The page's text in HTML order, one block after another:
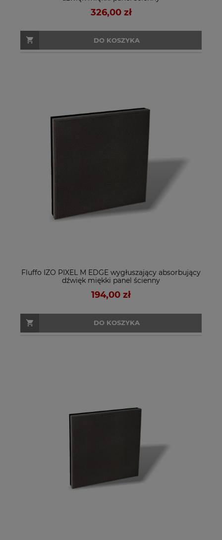
326,00 zł
DO KOSZYKA
Fluffo IZO PIXEL M EDGE wygłuszający absorbujący
dźwięk miękki panel ścienny
194,00 zł
DO KOSZYKA